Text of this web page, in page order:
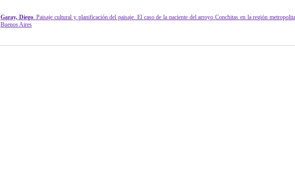
Garay, Diego. Paisaje cultural y planificación del paisaje. El caso de la naciente del arroyo Conchitas en la región
Buenos Aires